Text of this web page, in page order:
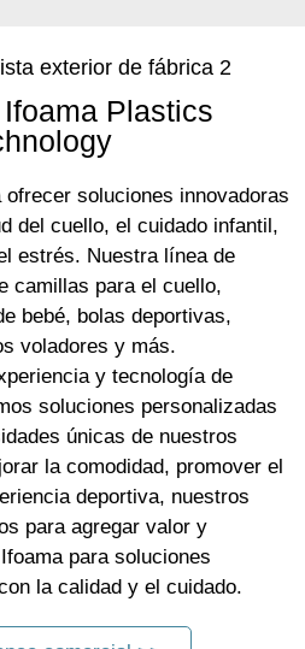
Plastics
soluciones innovadoras
del cuello, el cuidado infantil,
estrés. Nuestra línea de
camillas para el cuello,
bebé, bolas deportivas,
voladores y más.
y tecnología de
soluciones personalizadas
únicas de nuestros
la comodidad, promover el
deportiva, nuestros
para agregar valor y
para soluciones
la calidad y el cuidado.